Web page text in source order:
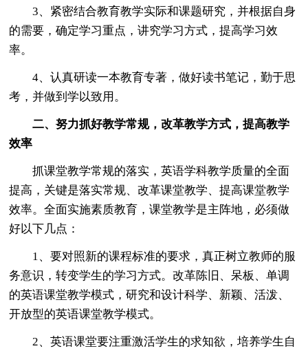
3、紧密结合教育教学实际和课题研究，并根据自身
的需要，确定学习重点，讲究学习方式，提高学习效
率。
4、认真研读一本教育专著，做好读书笔记，勤于思
考，并做到学以致用。
二、努力抓好教学常规，改革教学方式，提高教学
效率
抓课堂教学常规的落实，英语学科教学质量的全面
提高，关键是落实常规、改革课堂教学、提高课堂教学
效率。全面实施素质教育，课堂教学是主阵地，必须做
好以下几点：
1、要对照新的课程标准的要求，真正树立教师的服
务意识，转变学生的学习方式。改革陈旧、呆板、单调
的英语课堂教学模式，研究和设计科学、新颖、活泼、
开放型的英语课堂教学模式。
2、英语课堂要注重激活学生的求知欲，培养学生自